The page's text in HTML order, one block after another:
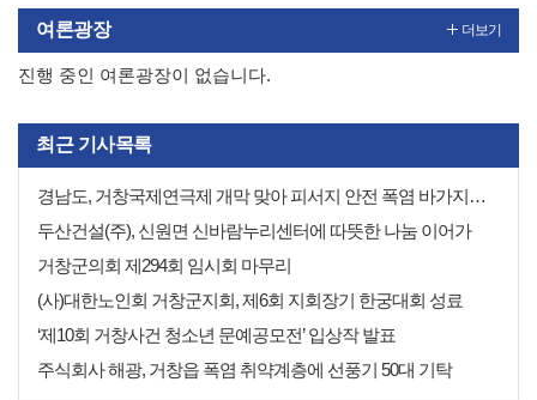
여론광장
진행 중인 여론광장이 없습니다.
더보기
최근 기사목록
경남도, 거창국제연극제 개막 맞아 피서지 안전 폭염 바가지요금·현장점검
두산건설(주), 신원면 신바람누리센터에 따뜻한 나눔 이어가
거창군의회 제294회 임시회 마무리
(사)대한노인회 거창군지회, 제6회 지회장기 한궁대회 성료
‘제10회 거창사건 청소년 문예공모전’ 입상작 발표
주식회사 해광, 거창읍 폭염 취약계층에 선풍기 50대 기탁